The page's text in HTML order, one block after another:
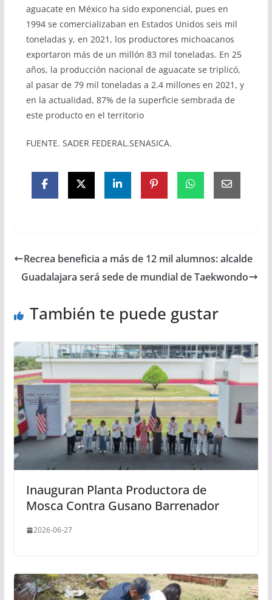
aguacate en México ha sido exponencial, pues en
1994 se comercializaban en Estados Unidos seis mil
toneladas y, en 2021, los productores michoacanos
exportaron más de un millón 83 mil toneladas. En 25
años, la producción nacional de aguacate se triplicó,
al pasar de 79 mil toneladas a 2.4 millones en 2021, y
en la actualidad, 87% de la superficie sembrada de
este producto en el territorio
FUENTE. SADER FEDERAL.SENASICA.
Recrea beneficia a más de 12 mil alumnos: alcalde
Guadalajara será sede de mundial de Taekwondo
También te puede gustar
Inauguran Planta Productora de
Mosca Contra Gusano Barrenador
2026-06-27